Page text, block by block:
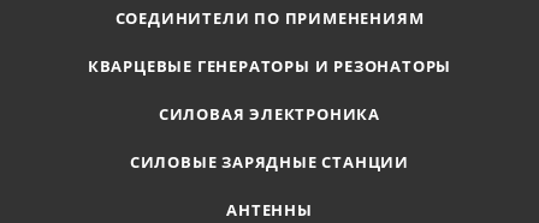
СОЕДИНИТЕЛИ ПО ПРИМЕНЕНИЯМ
КВАРЦЕВЫЕ ГЕНЕРАТОРЫ И РЕЗОНАТОРЫ
СИЛОВАЯ ЭЛЕКТРОНИКА
СИЛОВЫЕ ЗАРЯДНЫЕ СТАНЦИИ
АНТЕННЫ